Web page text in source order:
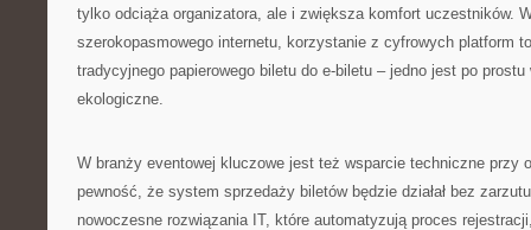
tylko odciąża organizatora, ale i zwiększa komfort uczestników.
szerokopasmowego internetu, korzystanie z cyfrowych platform
tradycyjnego papierowego biletu do e-biletu – jedno jest po
ekologiczne.
W branży eventowej kluczowe jest też wsparcie techniczne przy
pewność, że system sprzedaży biletów będzie działał bez
nowoczesne rozwiązania IT, które automatyzują proces